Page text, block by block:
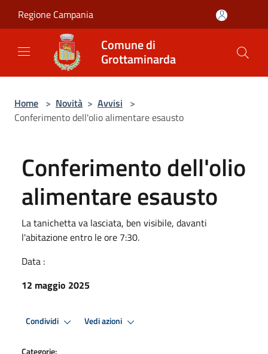
Regione Campania
Comune di
Grottaminarda
Home > Novità > Avvisi >
Conferimento dell'olio alimentare esausto
Conferimento dell'olio
alimentare esausto
La tanichetta va lasciata, ben visibile, davanti
l'abitazione entro le ore 7:30.
Data :
12 maggio 2025
Condividi Vedi azioni
Categorie: